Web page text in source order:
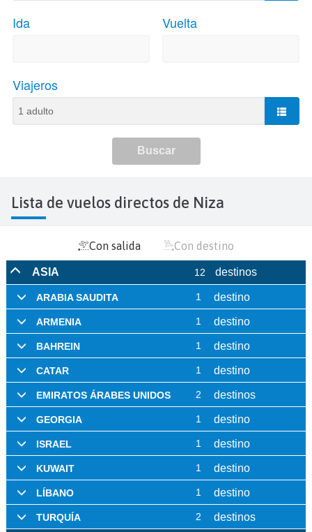
Lista de vuelos directos de Niza
Con salida Con destino